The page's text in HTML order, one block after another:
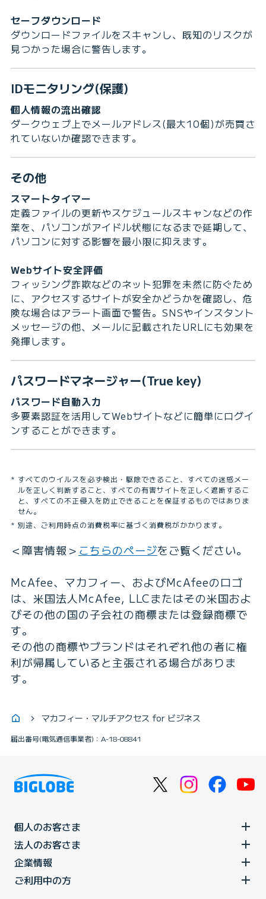
セーフダウンロード
ダウンロードファイルをスキャンし、既知のリスクが
見つかった場合に警告します。
IDモニタリング(保護)
個人情報の流出確認
ダークウェブ上でメールアドレス(最大10個)が売買さ
れていないか確認​できます。
その他
スマートタイマー
定義ファイルの更新やスケジュールスキャンなどの作
業を、パソコンがアイドル状態になるまで延期して、
パソコンに対する影響を最小限に抑えます。
Webサイト安全評価
フィッシング詐欺などのネット犯罪を未然に防ぐため
に、アクセスするサイトが安全かどうかを確認し、危
険な場合はアラート画面で警告。SNSやインスタント
メッセージの他、メールに記載されたURLにも効果を
発揮します。
パスワードマネージャー(True key)
パスワード自動入力
多要素認証を活用してWebサイトなどに簡単にログイ
ンすることができます。
すべてのウイルスを必ず検出・駆除できること、すべての迷惑メー
ルを正しく判断すること、すべての有害サイトを正しく遮断するこ
と、すべての不正侵入を防止できることを保証するものではありま
せん。
別途、ご利用時点の消費税率に基づく消費税がかかります。
＜障害情報＞ こちらのページをご覧ください。
McAfee、マカフィー、およびMcAfeeのロゴ
は、米国法人McAfee, LLCまたはその米国およ
びその他の国の子会社の商標または登録商標で
す。
その他の商標やブランドはそれぞれ他の者に権
利が帰属していると主張される場合がありま
す。
マカフィー・マルチアクセス for ビジネス
届出番号(電気通信事業者)：A-18-08841
個人のお客さま
法人のお客さま
企業情報
ご利用中の方